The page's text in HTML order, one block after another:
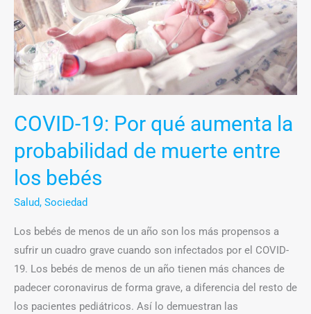
COVID-19: Por qué aumenta la
probabilidad de muerte entre
los bebés
Salud, Sociedad
Los bebés de menos de un año son los más propensos a
sufrir un cuadro grave cuando son infectados por el COVID-
19. Los bebés de menos de un año tienen más chances de
padecer coronavirus de forma grave, a diferencia del resto de
los pacientes pediátricos. Así lo demuestran las
probabilidad
de
muerte
entre
bebés